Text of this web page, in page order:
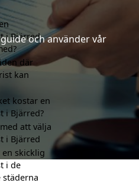
och använder vår
i Bjärred
där
kan
kostar en
i Bjärred?
att välja
i Bjärred
en skicklig
i de
städerna